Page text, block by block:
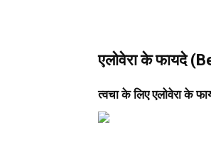
एलोवेरा के फायदे
त्वचा के लिए एलोवेरा के